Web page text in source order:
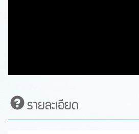
รายละเอียด